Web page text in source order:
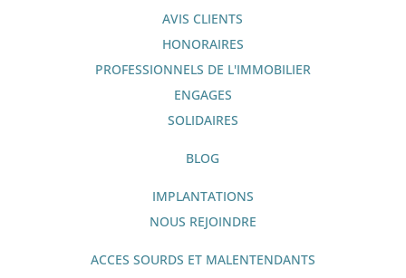
AVIS CLIENTS
HONORAIRES
PROFESSIONNELS DE L'IMMOBILIER
ENGAGES
SOLIDAIRES
BLOG
IMPLANTATIONS
NOUS REJOINDRE
ACCES SOURDS ET MALENTENDANTS